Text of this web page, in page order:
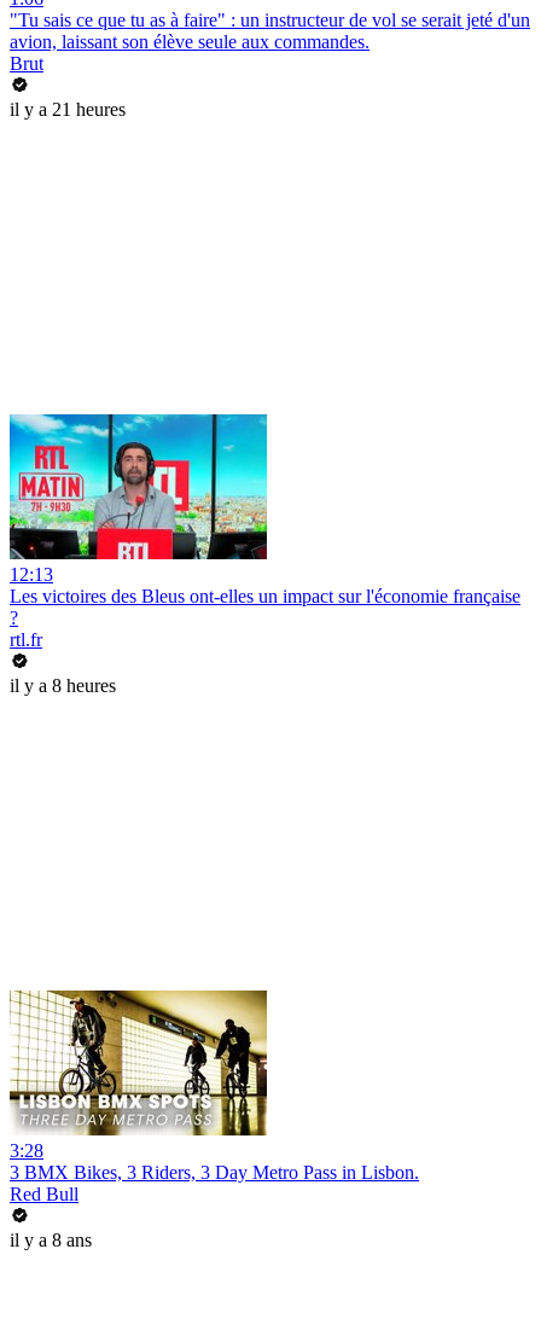
"Tu sais ce que tu as à faire" : un instructeur de vol se serait jeté d'un
avion, laissant son élève seule aux commandes.
Brut
il y a 21 heures
12:13
Les victoires des Bleus ont-elles un impact sur l'économie française
?
rtl.fr
il y a 8 heures
3:28
3 BMX Bikes, 3 Riders, 3 Day Metro Pass in Lisbon.
Red Bull
il y a 8 ans